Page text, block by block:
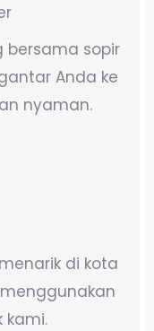
bersama sopir
Anda ke
nyaman.
di kota
kami.